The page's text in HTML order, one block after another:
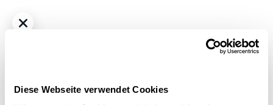
Diese Webseite verwendet Cookies